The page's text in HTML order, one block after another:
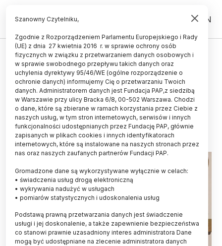
PL EN
HISTORIA I KULTURA
Pomorskie/ W kociewskich lasach
znaleziono siekierki z okresu
brązu
04.12.2023
aktualizacja: 04.12.2023
2 minuty czytania
Szanowny Czytelniku,
Zgodnie z Rozporządzeniem Parlamentu Europejskiego i Rady
(UE) z dnia 27 kwietnia 2016 r. w sprawie ochrony osób
fizycznych w związku z przetwarzaniem danych osobowych i
w sprawie swobodnego przepływu takich danych oraz
uchylenia dyrektywy 95/46/WE (ogólne rozporządzenie o
ochronie danych) informujemy Cię o przetwarzaniu Twoich
danych. Administratorem danych jest Fundacja PAP,z siedzibą
w Warszawie przy ulicy Bracka 6/8, 00-502 Warszawa. Chodzi
o dane, które są zbierane w ramach korzystania przez Ciebie z
naszych usług, w tym stron internetowych, serwisów i innych
funkcjonalności udostępnianych przez Fundację PAP, głównie
zapisanych w plikach cookies i innych identyfikatorach
internetowych, które są instalowane na naszych stronach przez
nas oraz naszych zaufanych partnerów Fundacji PAP.
Gromadzone dane są wykorzystywane wyłącznie w celach:
• świadczenia usług drogą elektroniczną
• wykrywania nadużyć w usługach
• pomiarów statystycznych i udoskonalenia usług
Podstawą prawną przetwarzania danych jest świadczenie
usługi i jej doskonalenie, a także zapewnienie bezpieczeństwa
co stanowi prawnie uzasadniony interes administratora Dane
mogą być udostępniane na zlecenie administratora danych